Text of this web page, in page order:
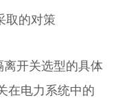
取的对策
开关选型的具体
在电力系统中的